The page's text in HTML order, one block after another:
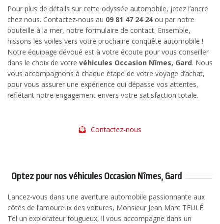
Pour plus de détails sur cette odyssée automobile, jetez l’ancre
chez nous. Contactez-nous au 09 81 47 24 24ou par notre
bouteille à la mer, notre formulaire de contact. Ensemble,
hissons les voiles vers votre prochaine conquête automobile !
Notre équipage dévoué est à votre écoute pour vous conseiller
dans le choix de votre véhicules Occasion Nîmes, Gard. Nous
vous accompagnons à chaque étape de votre voyage d’achat,
pour vous assurer une expérience qui dépasse vos attentes,
reflétant notre engagement envers votre satisfaction totale.
Contactez-nous
Optez pour nosvéhicules Occasion Nîmes, Gard
Lancez-vous dans une aventure automobile passionnante aux
côtés de l’amoureux des voitures, Monsieur Jean Marc TEULÉ.
Tel un explorateur fougueux, il vous accompagne dans un